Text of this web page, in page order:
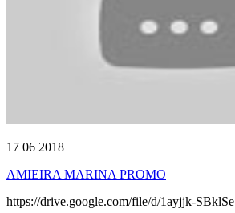
17 06 2018
AMIEIRA MARINA PROMO
https://drive.google.com/file/d/1ayjjk-SBklSe